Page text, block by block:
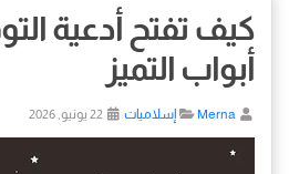
كيف تفتح أدعية
أبواب التميز
Merna إسلاميات